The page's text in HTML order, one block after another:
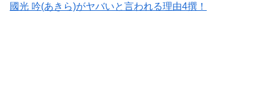
國光 吟(あきら)がヤバいと言われる理由4撰！